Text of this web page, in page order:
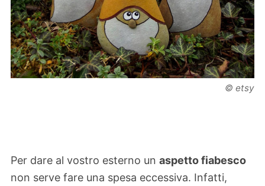
© etsy
Per dare al vostro esterno un aspetto fiabesco
non serve fare una spesa eccessiva. Infatti,